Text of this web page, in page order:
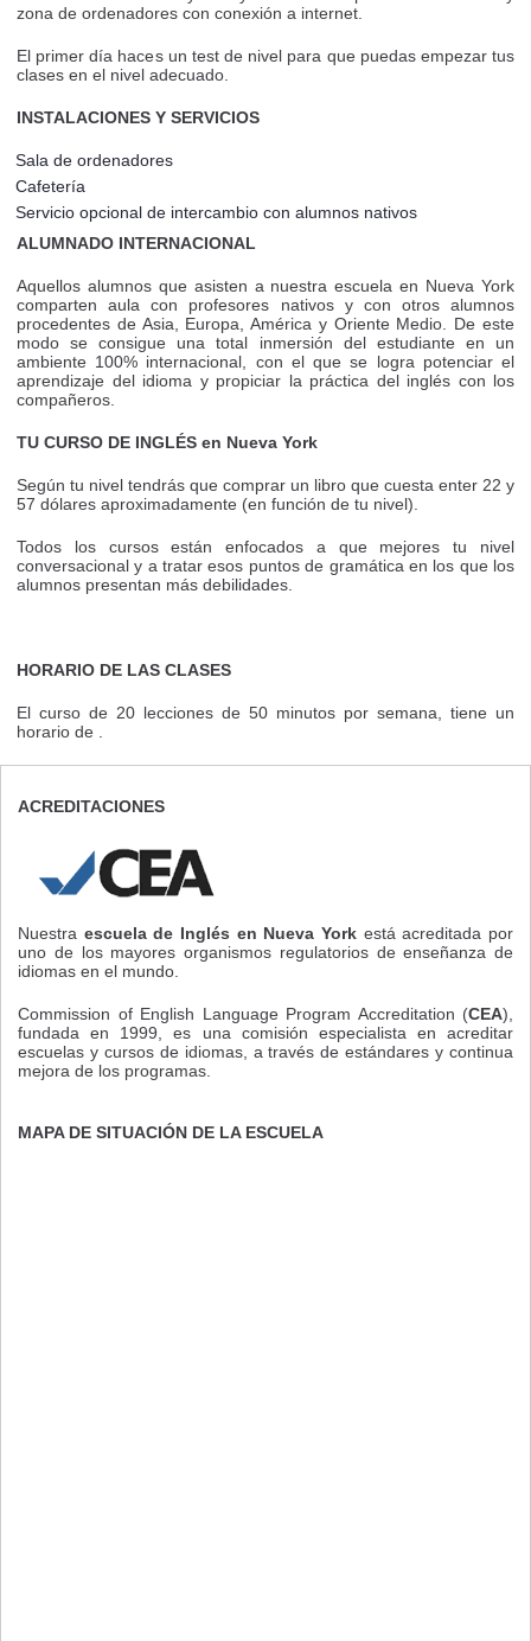
zona de ordenadores con conexión a internet.
El primer día haces un test de nivel para que puedas empezar tus
clases en el nivel adecuado.
INSTALACIONES Y SERVICIOS
Sala de ordenadores
Cafetería
Servicio opcional de intercambio con alumnos nativos
ALUMNADO INTERNACIONAL
Aquellos alumnos que asisten a nuestra escuela en Nueva York
comparten aula con profesores nativos y con otros alumnos
procedentes de Asia, Europa, América y Oriente Medio. De este
modo se consigue una total inmersión del estudiante en un
ambiente 100% internacional, con el que se logra potenciar el
aprendizaje del idioma y propiciar la práctica del inglés con los
compañeros.
TU CURSO DE INGLÉS en Nueva York
Según tu nivel tendrás que comprar un libro que cuesta enter 22 y
57 dólares aproximadamente (en función de tu nivel).
Todos los cursos están enfocados a que mejores tu nivel
conversacional y a tratar esos puntos de gramática en los que los
alumnos presentan más debilidades.
HORARIO DE LAS CLASES
El curso de 20 lecciones de 50 minutos por semana, tiene un
horario de .
ACREDITACIONES
Nuestra escuela de Inglés en Nueva York está acreditada por
uno de los mayores organismos regulatorios de enseñanza de
idiomas en el mundo.
Commission of English Language Program Accreditation (CEA),
fundada en 1999, es una comisión especialista en acreditar
escuelas y cursos de idiomas, a través de estándares y continua
mejora de los programas.
MAPA DE SITUACIÓN DE LA ESCUELA